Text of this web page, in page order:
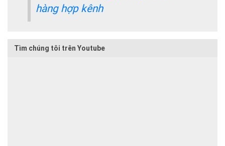
hàng hợp kênh
Tìm chúng tôi trên Youtube